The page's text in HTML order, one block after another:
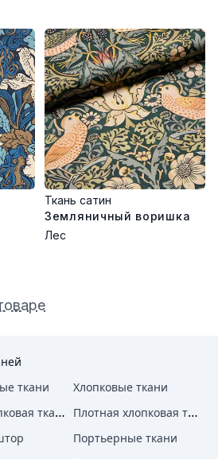
Ткань сатин
Земляничный воришка
Лес
ткани
Хлопковые ткани
Тонкая хлопковая ткань Плотная хлопковая ткань
Портьерные ткани